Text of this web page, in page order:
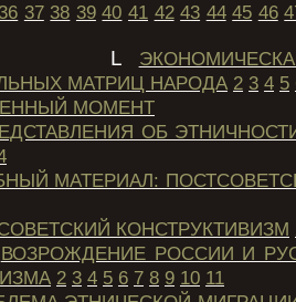
36 37 38 39 40 41 42 43 44 45 46
МАТРИЦ НАРОДА 2 3 4 5
МОМЕНТ
ОБ
МАТЕРИАЛ:
КОНСТРУКТИВИЗМ
ВОЗРОЖДЕНИЕ РОССИИ И
2 3 4 5 6 7 8 9 10 11